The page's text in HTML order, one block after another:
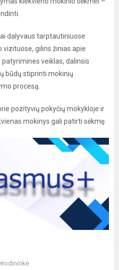
dalyvaus tarptautiniuose
gilins žinias apie
veiklas, dalinsis
būdų stiprinti mokinių
procesą.
pozityvių pokyčių mokykloje ir
mokinys gali patirti sėkmę.